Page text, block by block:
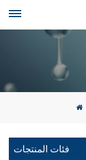
فئات المنتجات